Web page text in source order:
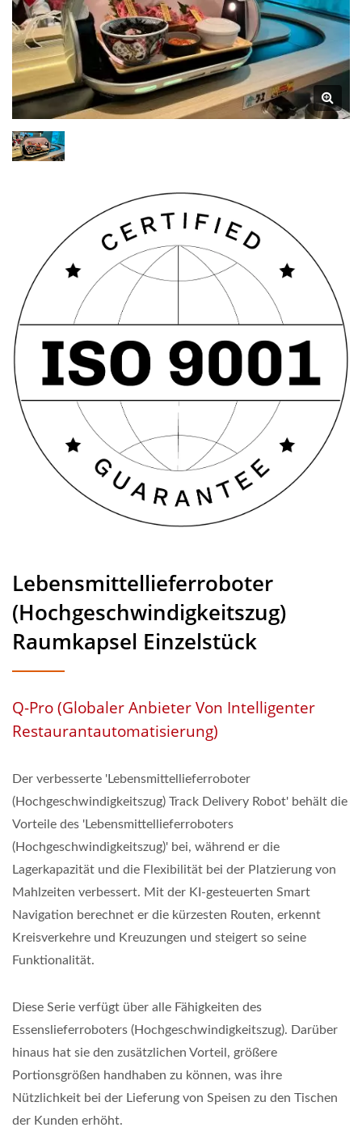
Lagerkapazität Und Die
Flexibilität Bei Der
Platzierung Von Mahlzeiten
Verbessert. Mit Der KI-
Gesteuerten Smart
Navigation Berechnet Er Die
Kürzesten Routen, Erkennt
Kreisverkehre Und
Kreuzungen Und Steigert So
Seine Funktionalität. |
Restaurant- Und
Esszimmertisch Sushi
Förderband Hersteller |
Hong Chiang
Lebensmittellieferroboter
(Hochgeschwindigkeitszug)
Raumkapsel Einzelstück
Q-Pro (Globaler Anbieter Von Intelligenter
Restaurantautomatisierung)
Der verbesserte 'Lebensmittellieferroboter
(Hochgeschwindigkeitszug) Track Delivery Robot' behält die
Vorteile des 'Lebensmittellieferroboters
(Hochgeschwindigkeitszug)' bei, während er die
Lagerkapazität und die Flexibilität bei der Platzierung von
Mahlzeiten verbessert. Mit der KI-gesteuerten Smart
Navigation berechnet er die kürzesten Routen, erkennt
Kreisverkehre und Kreuzungen und steigert so seine
Funktionalität.
Diese Serie verfügt über alle Fähigkeiten des
Essenslieferroboters (Hochgeschwindigkeitszug). Darüber
hinaus hat sie den zusätzlichen Vorteil, größere
Portionsgrößen handhaben zu können, was ihre
Nützlichkeit bei der Lieferung von Speisen zu den Tischen
der Kunden erhöht.